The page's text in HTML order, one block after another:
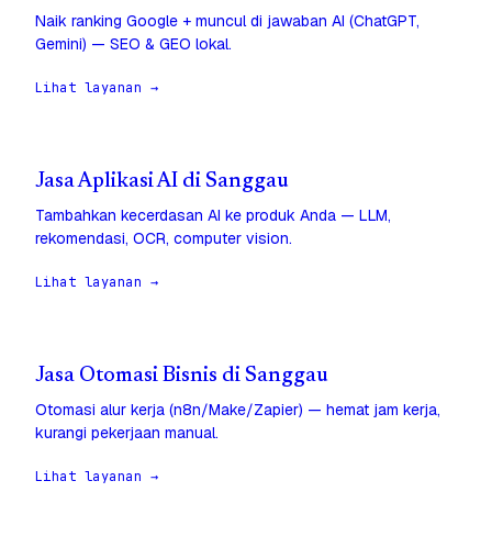
Naik ranking Google + muncul di jawaban AI (ChatGPT,
Gemini) — SEO & GEO lokal.
Lihat layanan →
Jasa Aplikasi AI di Sanggau
Tambahkan kecerdasan AI ke produk Anda — LLM,
rekomendasi, OCR, computer vision.
Lihat layanan →
Jasa Otomasi Bisnis di Sanggau
Otomasi alur kerja (n8n/Make/Zapier) — hemat jam kerja,
kurangi pekerjaan manual.
Lihat layanan →